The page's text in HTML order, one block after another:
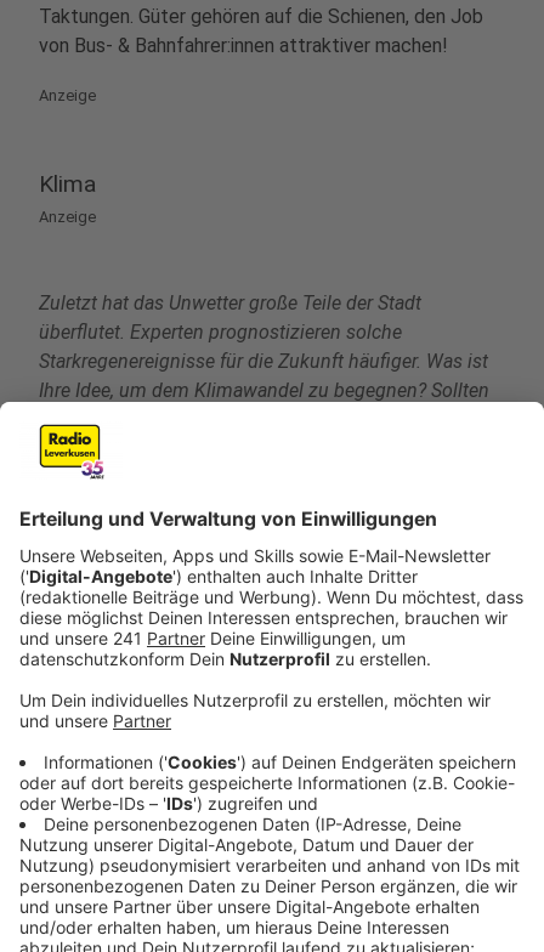
Taktungen. Güter gehören auf die Schienen, den Job
von Bus- & Bahnfahrer:innen attraktiver machen!
Anzeige
Klima
Anzeige
Zuletzt hat das Unwetter große Teile der Stadt
überflutet. Experten prognostizieren solche
Starkregenereignisse für die Zukunft häufiger. Was ist
Ihre Idee, um dem Klimawandel zu begegnen? Sollten
die Warnsysteme verbessert werden?
Klimaschutzmaßnahmen müssen sich vor allem auf
der Kernenergienutzung konzentrieren, der Erhöhung
der energetischen Gebäudesanierung und
konsequente Umsetzung von Energiesparmaßnahmen.
Kurzstreckenflüge müssen verboten und Tempolimits
auf Autobahnen und in den Innenstädten eingeführt
werden. Flächenentsiegelung, Dach- und
Fassadenbegrünung muss ausgebaut werden.
Warnsysteme müssen eindeutig und autark sein und
ausgebaut werden.
Anzeige